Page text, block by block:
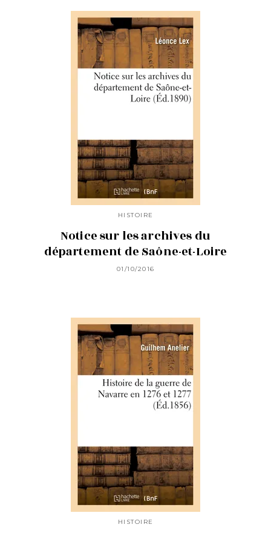
HISTOIRE
Notice sur les archives du
département de Saône-et-Loire
01/10/2016
HISTOIRE